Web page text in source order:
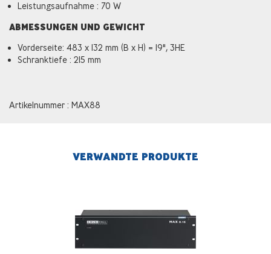
Leistungsaufnahme : 70 W
ABMESSUNGEN UND GEWICHT
Vorderseite: 483 x 132 mm (B x H) = 19", 3HE
Schranktiefe : 215 mm
Artikelnummer : MAX88
VERWANDTE PRODUKTE